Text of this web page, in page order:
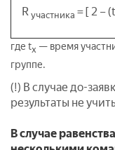
R участника = [ 2 – (t
где tх — время
группе.
(!) В случае до-
результаты не
В случае